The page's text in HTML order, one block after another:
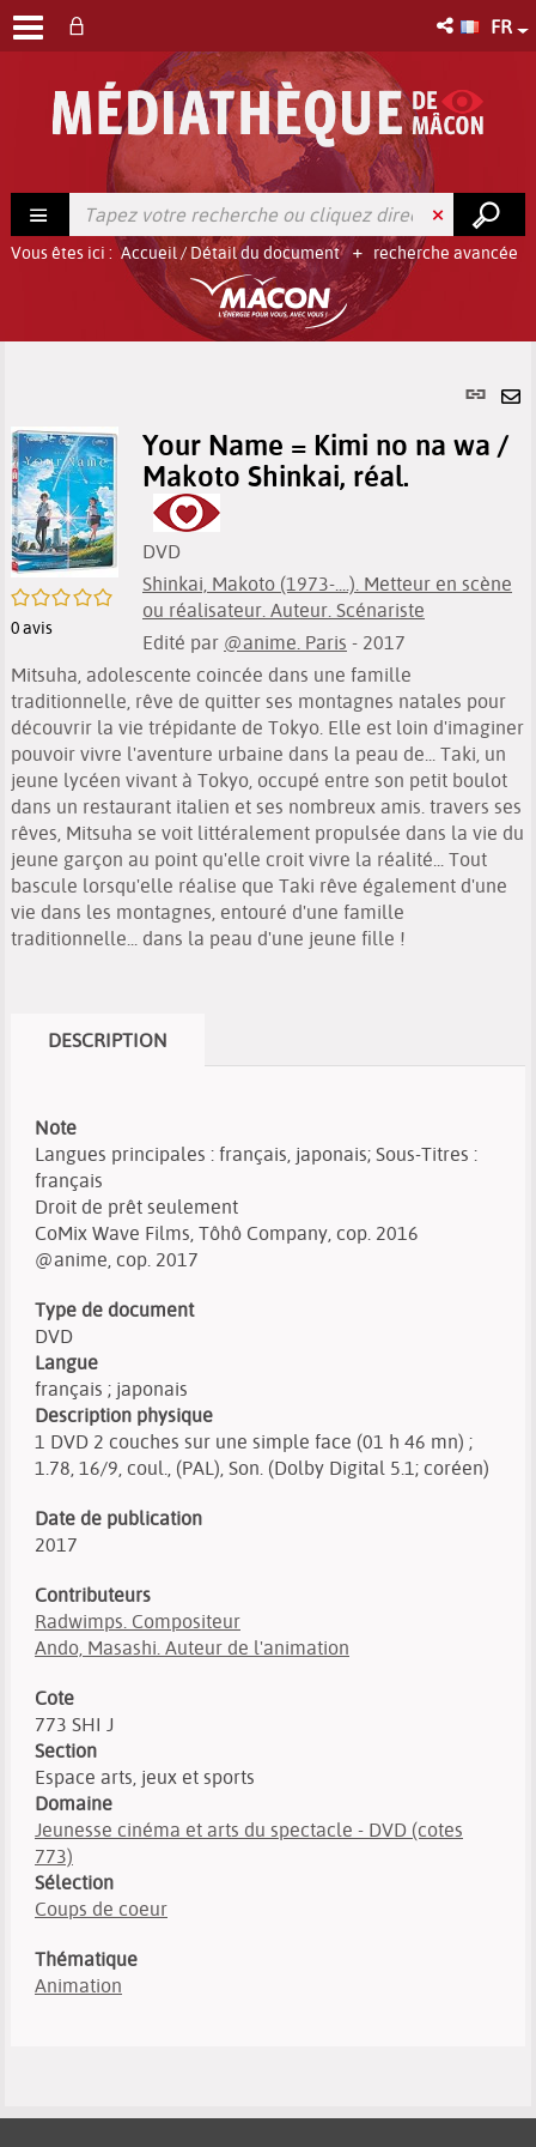
FR
recherche avancée
Vous êtes ici : Accueil/ Détail du document
Lien
/5
0avis
Your Name = Kimi no na wa /
Makoto Shinkai, réal.
DVD
Shinkai, Makoto (1973-....). Metteur en scène
ou réalisateur. Auteur. Scénariste
Edité par @anime. Paris - 2017
Mitsuha, adolescente coincée dans une famille
traditionnelle, rêve de quitter ses montagnes natales pour
découvrir la vie trépidante de Tokyo. Elle est loin d'imaginer
pouvoir vivre l'aventure urbaine dans la peau de... Taki, un
jeune lycéen vivant à Tokyo, occupé entre son petit boulot
dans un restaurant italien et ses nombreux amis. travers ses
rêves, Mitsuha se voit littéralement propulsée dans la vie du
jeune garçon au point qu'elle croit vivre la réalité... Tout
bascule lorsqu'elle réalise que Taki rêve également d'une
vie dans les montagnes, entouré d'une famille
traditionnelle... dans la peau d'une jeune fille !
DESCRIPTION
Note
Langues principales : français, japonais; Sous-Titres :
français
Droit de prêt seulement
CoMix Wave Films, Tôhô Company, cop. 2016
@anime, cop. 2017
Type de document
DVD
Langue
français ; japonais
Description physique
1 DVD 2 couches sur une simple face (01 h 46 mn) ;
1.78, 16/9, coul., (PAL), Son. (Dolby Digital 5.1; coréen)
Date de publication
2017
Contributeurs
Radwimps. Compositeur
Ando, Masashi. Auteur de l'animation
Cote
773 SHI J
Section
Espace arts, jeux et sports
Domaine
Jeunesse cinéma et arts du spectacle - DVD (cotes
773)
Sélection
Coups de coeur
Thématique
Animation